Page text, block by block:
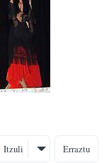
Itzuli Erraztu